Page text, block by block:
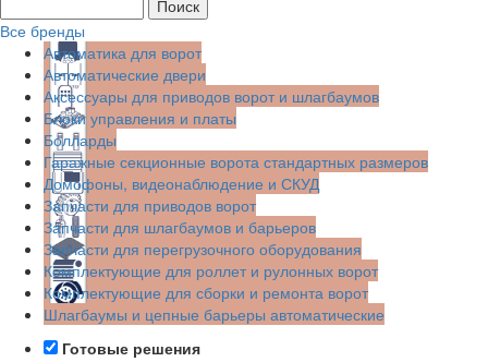
Все бренды
Автоматика для ворот
Автоматические двери
Аксессуары для приводов ворот и шлагбаумов
Блоки управления и платы
Болларды
Гаражные секционные ворота стандартных размеров
Домофоны, видеонаблюдение и СКУД
Запчасти для приводов ворот
Запчасти для шлагбаумов и барьеров
Запчасти для перегрузочного оборудования
Комплектующие для роллет и рулонных ворот
Комплектующие для сборки и ремонта ворот
Шлагбаумы и цепные барьеры автоматические
Готовые решения